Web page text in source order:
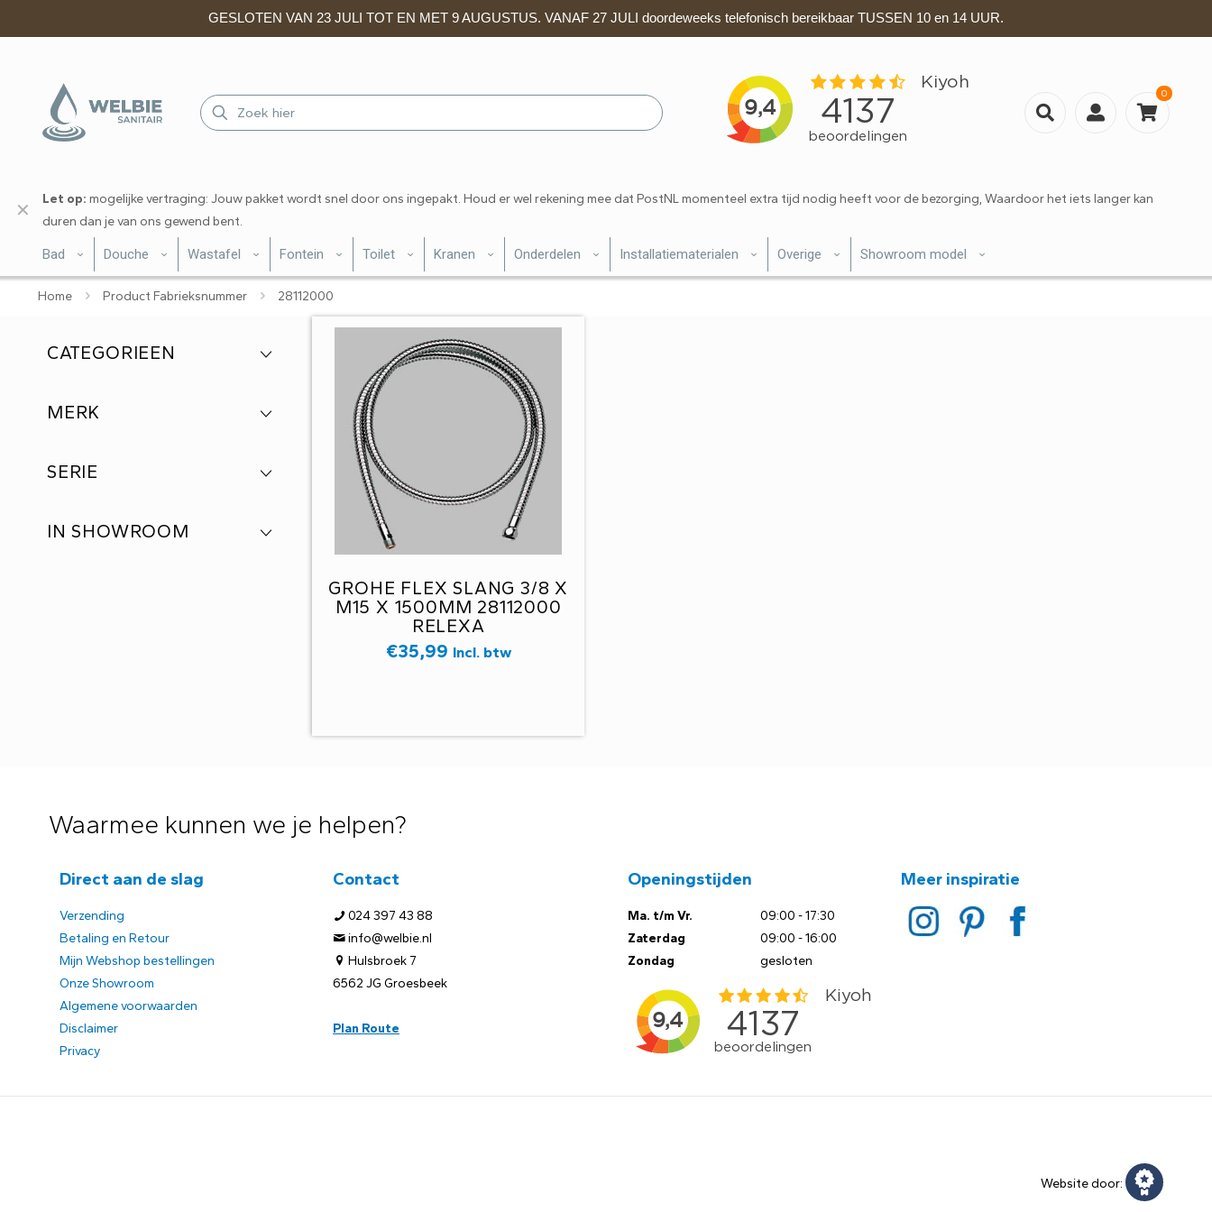
GESLOTEN VAN 23 JULI TOT EN MET 9 AUGUSTUS. VANAF 27 JULI doordeweeks telefonisch bereikbaar TUSSEN 10 en 14 UUR.
0
Let op: mogelijke vertraging: Jouw pakket wordt snel door ons ingepakt. Houd er wel rekening mee dat PostNL momenteel extra tijd nodig heeft voor de bezorging, Waardoor het iets langer kan
duren dan je van ons gewend bent.
✕
Bad Douche Wastafel Fontein Toilet Kranen Onderdelen Installatiematerialen Overige Showroom model
Home Product Fabrieksnummer 28112000
GROHE FLEX SLANG 3/8 X
M15 X 1500MM 28112000
RELEXA
€35,99 Incl. btw
CATEGORIEEN
MERK
SERIE
IN SHOWROOM
Waarmee kunnen we je helpen?
Direct aan de slag
Verzending
Betaling en Retour
Mijn Webshop bestellingen
Onze Showroom
Algemene voorwaarden
Disclaimer
Privacy
Contact
024 397 43 88
info@welbie.nl
Hulsbroek 7
6562 JG Groesbeek
Plan Route
Openingstijden
Ma. t/m Vr.
Zaterdag
Zondag
09:00 - 17:30
09:00 - 16:00
gesloten
Meer inspiratie
Website door: